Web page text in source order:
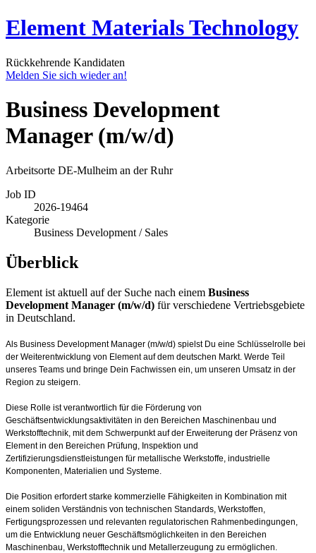
Element Materials Technology
Rückkehrende Kandidaten
Melden Sie sich wieder an!
Business Development
Manager (m/w/d)
Arbeitsorte DE-Mulheim an der Ruhr
Job ID
2026-19464
Kategorie
Business Development / Sales
Überblick
Element ist aktuell auf der Suche nach einem Business
Development Manager (m/w/d) für verschiedene Vertriebsgebiete
in Deutschland.
Als Business Development Manager (m/w/d) spielst Du eine Schlüsselrolle bei
der Weiterentwicklung von Element auf dem deutschen Markt. Werde Teil
unseres Teams und bringe Dein Fachwissen ein, um unseren Umsatz in der
Region zu steigern.
Diese Rolle ist verantwortlich für die Förderung von
Geschäftsentwicklungsaktivitäten in den Bereichen Maschinenbau und
Werkstofftechnik, mit dem Schwerpunkt auf der Erweiterung der Präsenz von
Element in den Bereichen Prüfung, Inspektion und
Zertifizierungsdienstleistungen für metallische Werkstoffe, industrielle
Komponenten, Materialien und Systeme.
Die Position erfordert starke kommerzielle Fähigkeiten in Kombination mit
einem soliden Verständnis von technischen Standards, Werkstoffen,
Fertigungsprozessen und relevanten regulatorischen Rahmenbedingungen,
um die Entwicklung neuer Geschäftsmöglichkeiten in den Bereichen
Maschinenbau, Werkstofftechnik und Metallerzeugung zu ermöglichen.